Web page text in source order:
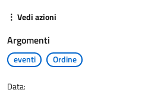
PROFESSIONE
AGGIORNAMENTO PROFESSIONALE
⋮ Vedi azioni
Argomenti
eventi Ordine
Data: